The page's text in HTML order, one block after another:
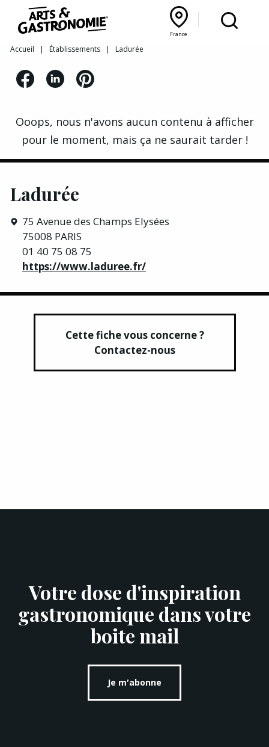
France
Recettes
Reportages
Actualités
Bourgogne Franche‑Comté
France
Lyon Rhône‑Alpes
Accueil | Établissements | Ladurée
Ooops, nous n'avons aucun contenu à afficher
pour le moment, mais ça ne saurait tarder !
Ladurée
75 Avenue des Champs Elysées
75008 PARIS
01 40 75 08 75
https://www.laduree.fr/
Cette fiche vous concerne ?
Contactez-nous
Votre dose d'inspiration
gastronomique dans votre
boite mail
Je m'abonne